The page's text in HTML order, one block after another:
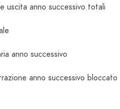
uscita anno successivo totali
anno successivo
anno successivo bloccato